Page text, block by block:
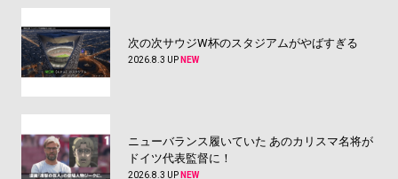
次の次サウジW杯のスタジアムがやばすぎる
2026.8.3 UP NEW
ニューバランス履いていた あのカリスマ名将が
ドイツ代表監督に！
2026.8.3 UP NEW